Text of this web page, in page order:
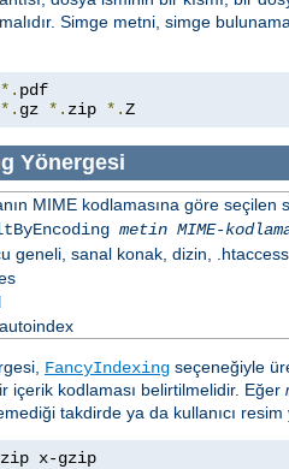
Simge metni, simge
*.
*. gz *. zip *.Z
Yönergesi
MIME kodlamasına göre
metin MIME-
geneli, sanal konak, dizin, .htaccess
FancyIndexing seçeneğiyle
içerik kodlaması belirtilmelidir. Eğer
takdirde ya da kullanıcı
x-gzip